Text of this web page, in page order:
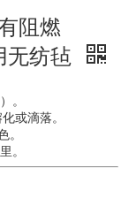
阻燃
无纺毡
。
或滴落。
。
。